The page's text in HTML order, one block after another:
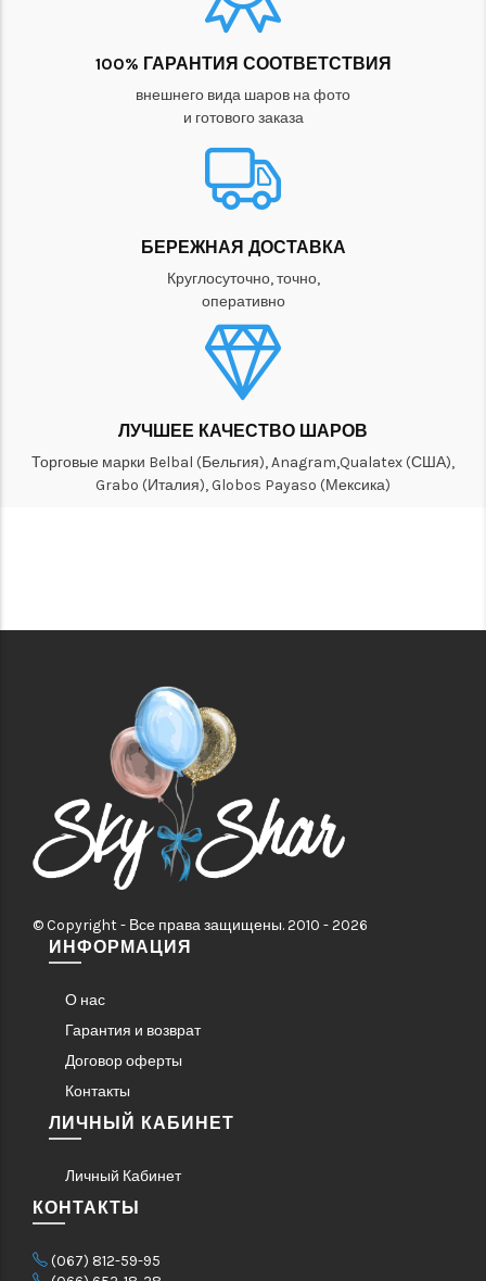
100% ГАРАНТИЯ СООТВЕТСТВИЯ
внешнего вида шаров на фото
и готового заказа
БЕРЕЖНАЯ ДОСТАВКА
Круглосуточно, точно,
оперативно
ЛУЧШЕЕ КАЧЕСТВО ШАРОВ
Торговые марки Belbal (Бельгия), Anagram,Qualatex (США),
Grabo (Италия), Globos Payaso (Мексика)
© Copyright - Все права защищены. 2010 - 2026
ИНФОРМАЦИЯ
О нас
Гарантия и возврат
Договор оферты
Контакты
ЛИЧНЫЙ КАБИНЕТ
Личный Кабинет
КОНТАКТЫ
(067) 812-59-95